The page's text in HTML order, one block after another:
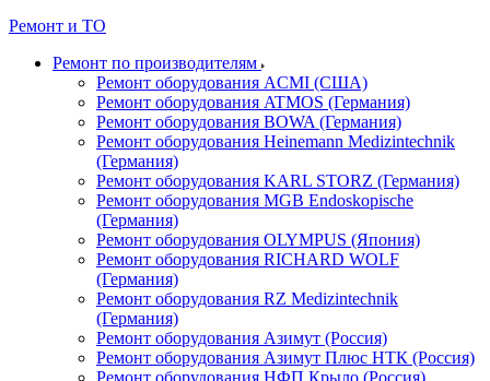
Ремонт и ТО
Ремонт по производителям
Ремонт оборудования ACMI (США)
Ремонт оборудования ATMOS (Германия)
Ремонт оборудования BOWA (Германия)
Ремонт оборудования Heinemann Medizintechnik
(Германия)
Ремонт оборудования KARL STORZ (Германия)
Ремонт оборудования MGB Endoskopische
(Германия)
Ремонт оборудования OLYMPUS (Япония)
Ремонт оборудования RICHARD WOLF
(Германия)
Ремонт оборудования RZ Medizintechnik
(Германия)
Ремонт оборудования Азимут (Россия)
Ремонт оборудования Азимут Плюс НТК (Россия)